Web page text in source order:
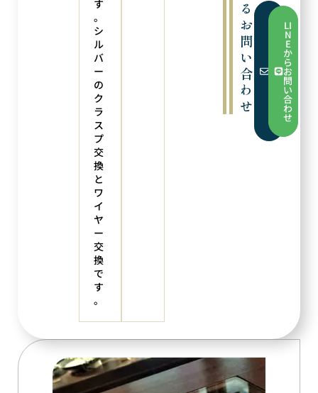
す
。
シ
ル
バ
ー
の
ク
ラ
ス
プ
交
換
と
ワ
イ
ヤ
ー
交
換
で
す
。
る
お
問
い
合
わ
せ
フ
ら
お
せ
LI
N
E
か
ら
お
問
い
合
わ
せ